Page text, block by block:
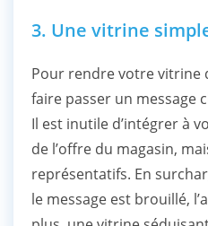
3. Une vitrine
Pour rendre votre vitrine
faire passer un message
Il est inutile d’intégrer à
de l’offre du magasin,
représentatifs. En
le message est brouillé,